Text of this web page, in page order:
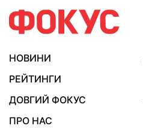
НОВИНИ
РЕЙТИНГИ
ДОВГИЙ ФОКУС
ПРО НАС